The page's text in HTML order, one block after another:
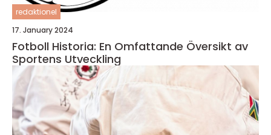
redaktionel
17. January 2024
Fotboll Historia: En Omfattande Översikt av
Sportens Utveckling